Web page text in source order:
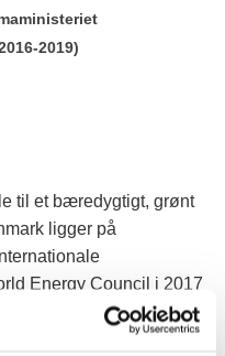
2019)
til et bæredygtigt, grønt
ligger på
Energy Council i 2017
som verdens